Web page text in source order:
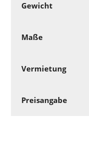
Gewicht
Maße
Vermietung
Preisangabe